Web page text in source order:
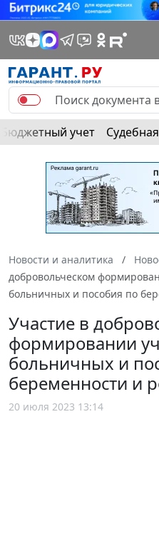
Бюджетный учет
Новости и аналитика
добровольческом
больничных и пособия по
Участие в
формировании
больничных и
беременности и
20 июля 2023 13:14